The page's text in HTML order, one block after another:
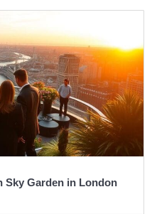
Sky Garden in London